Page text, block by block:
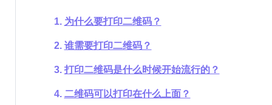
为什么要打印二维码？
谁需要打印二维码？
打印二维码是什么时候开始流行的？
二维码可以打印在什么上面？